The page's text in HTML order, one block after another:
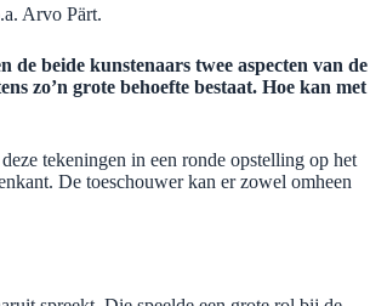
Arvo Pärt.
de beide kunstenaars twee aspecten van de
zo’n grote behoefte bestaat. Hoe kan met
tekeningen in een ronde opstelling op het
De toeschouwer kan er zowel omheen